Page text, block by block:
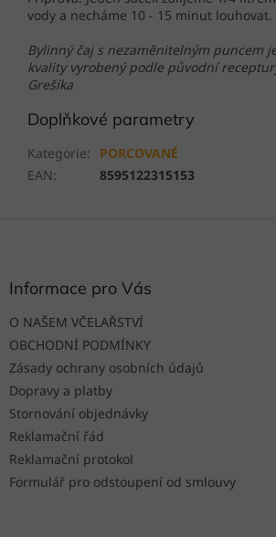
vody a necháme 10 - 15 minut louhovat.
Bylinný čaj s nezaměnitelným puncem
kvality vyrobený podle původní
Grešíka
Doplňkové parametry
Kategorie:
PORCOVANÉ
EAN: 8595122315153
Informace pro Vás
O NAŠEM VČELAŘSTVÍ
OBCHODNÍ PODMÍNKY
Zásady ochrany osobních údajů
Dopravy a platby
Stornování objednávky
Reklamační řád
Reklamační protokol
Formulář pro odstoupení od smlouvy